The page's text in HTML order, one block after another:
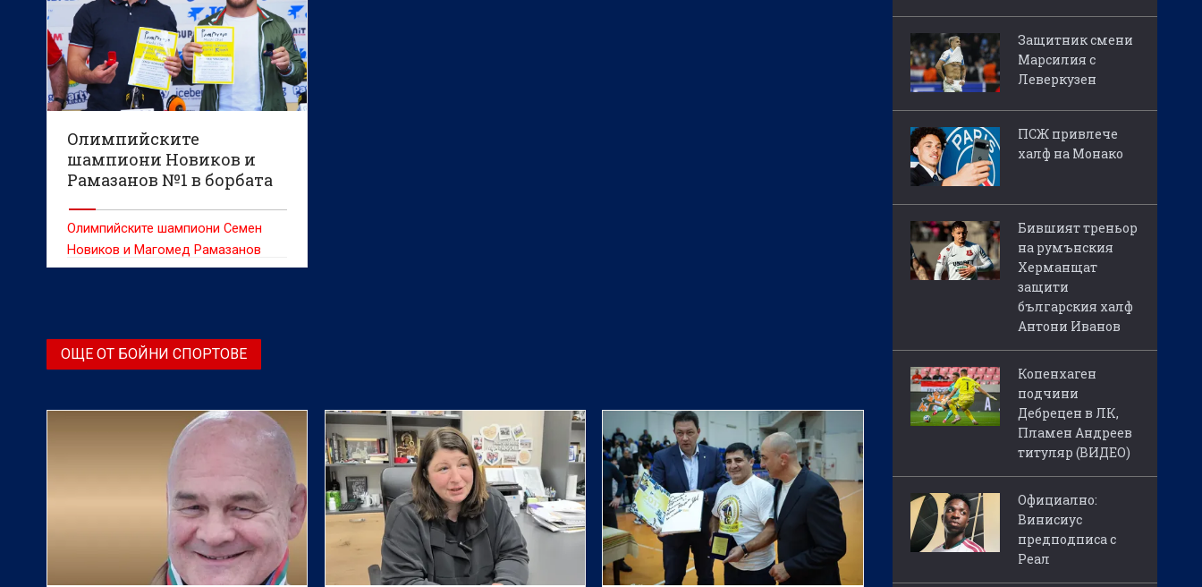
Олимпийските
шампиони Новиков и
Рамазанов №1 в борбата
Олимпийските шампиони Семен
Новиков и Магомед Рамазанов
разделиха първото място в
Българската федерация по борба
ОЩЕ ОТ БОЙНИ СПОРТОВЕ
Защитник смени
Марсилия с
Леверкузен
ПСЖ привлече
халф на Монако
Бившият треньор
на румънския
Херманщат
защити
българския халф
Антони Иванов
Копенхаген
подчини
Дебрецен в ЛК,
Пламен Андреев
титуляр (ВИДЕО)
Официално:
Винисиус
предподписа с
Реал